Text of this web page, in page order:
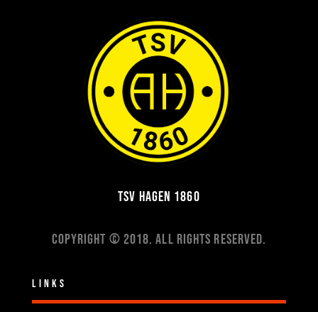
TSV Hagen 1860
Copyright © 2018. All Rights Reserved.
Links